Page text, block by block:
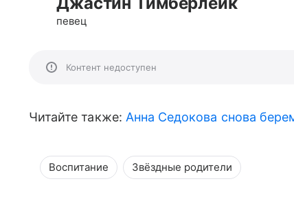
певец
Контент недоступен
Читайте также: Анна Седокова снова
Воспитание Звёздные родители